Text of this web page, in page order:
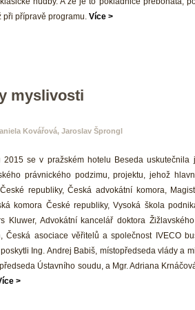
přípravě programu. Více >
myslivosti
Kovářová, Jaroslav Šprongl
2015 se v pražském hotelu Beseda uskutečnila
právnického podzimu, projektu, jehož
republiky, Česká advokátní komora,
komora České republiky, Vysoká škola
Kluwer, Advokátní kancelář doktora
Česká asociace věřitelů a společnost IVECO
Ing. Andrej Babiš, místopředseda vlády a
Ústavního soudu, a Mgr. Adriana
>